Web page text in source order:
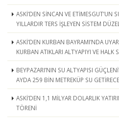
ASKİ’DEN SİNCAN VE ETİMESGUT’UN
YILLARDIR TERS İŞLEYEN SİSTEM
ASKİ’DEN KURBAN BAYRAMI’NDA
KURBAN ATIKLARI ALTYAPIYI VE HALK
BEYPAZARI’NIN SU ALTYAPISI
AYDA 259 BİN METREKÜP SU
ASKİ’DEN 1,1 MİLYAR DOLARLIK
TÖRENİ